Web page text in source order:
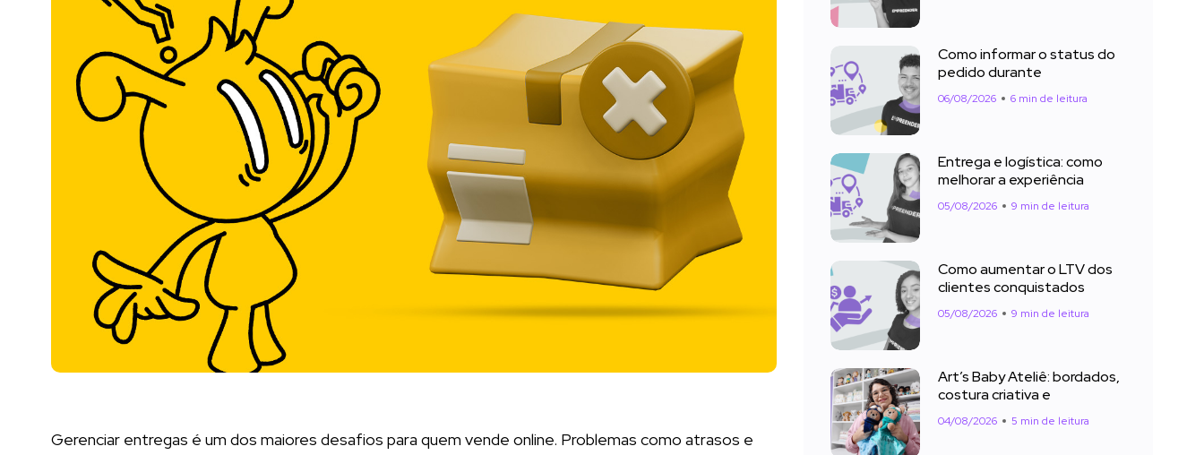
Gerenciar entregas é um dos maiores desafios para quem vende online. Problemas como atrasos e
Como informar o status do
pedido durante
06/08/2026 6 min de leitura
Entrega e logística: como
melhorar a experiência
05/08/2026 9 min de leitura
Como aumentar o LTV dos
clientes conquistados
05/08/2026 9 min de leitura
Art’s Baby Ateliê: bordados,
costura criativa e
04/08/2026 5 min de leitura